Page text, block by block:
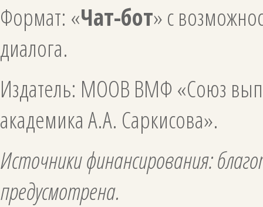
Формат: «Чат-бот» с
диалога.
Издатель: МООВ ВМФ «Союз
академика А.А. Саркисова».
Источники финансирования:
предусмотрена.